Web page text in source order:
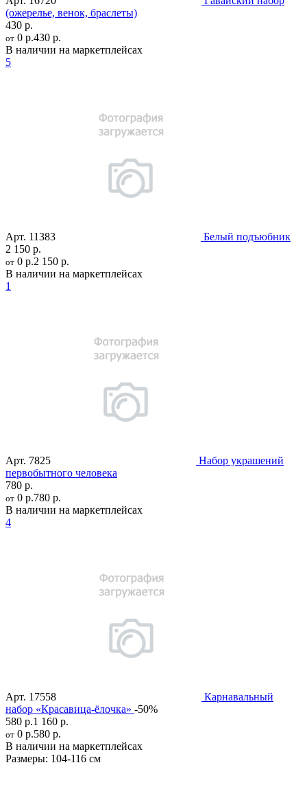
(ожерелье, венок, браслеты)
430 р.
от 0 р.430 р.
В наличии на маркетплейсах
5
Арт. 11383
Белый подъюбник
2 150 р.
от 0 р.2 150 р.
В наличии на маркетплейсах
1
Арт. 7825
Набор украшений
первобытного человека
780 р.
от 0 р.780 р.
В наличии на маркетплейсах
4
Арт. 17558
Карнавальный
набор «Красавица-ёлочка» -50%
580 р.1 160 р.
от 0 р.580 р.
В наличии на маркетплейсах
Размеры: 104-116 см